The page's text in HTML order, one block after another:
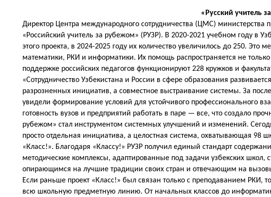
«Русский учитель
Директор Центра международного сотрудничества (ЦМС)
«Российский учитель за рубежом» (РУЗР). В 2020-2021 учебном году в
этого проекта, в 2024-2025 году их количество увеличилось до 250.
математики, РКИ и информатики. Их помощь распространяется не
поддержке российских педагогов функционируют 228 кружков и
«Сотрудничество Узбекистана и России в сфере образования
разрозненных инициатив, а совместное выстраивание системы. За
увидели формирование условий для устойчивого профессионального
готовность вузов и предприятий работать в паре — все, что создало
рубежом» стал инструментом системных улучшений и изменений.
просто отдельная инициатива, а целостная система, охватывающая 98
«Класс!». Благодаря «Классу!» РУЗР получил единый стандарт
методические комплексы, адаптированные под задачи узбекских
опирающимся на лучшие традиции своих стран и отвечающим на
Если раньше проект «Класс!» был связан только с преподаванием РКИ,
всю школьную предметную линию. От начальных классов до